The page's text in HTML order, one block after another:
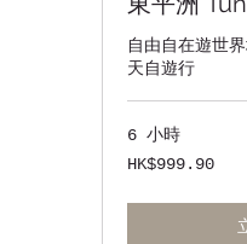
自由自在遊世
天自遊行
6 小時
999.90
港
HK$999.90